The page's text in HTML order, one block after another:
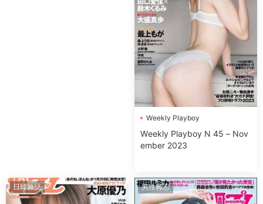
Wеekly Plаyboy
Wеekly Plаyboy N 45 – Nov
ember 2023
日韓雜誌 男性雜志